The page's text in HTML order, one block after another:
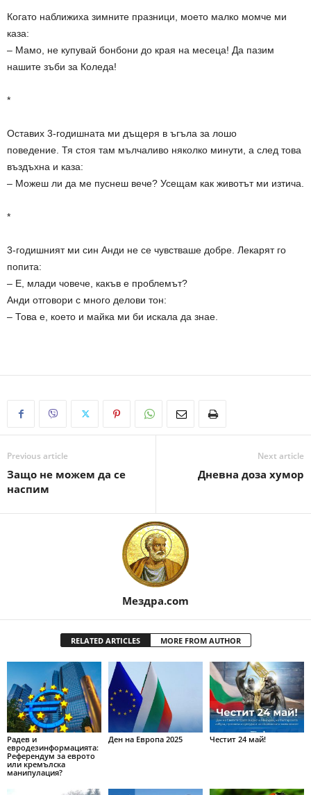
Когато наближиха зимните празници, моето малко момче ми
каза:
– Мамо, не купувай бонбони до края на месеца! Да пазим
нашите зъби за Коледа!
*
Оставих 3-годишната ми дъщеря в ъгъла за лошо
поведение. Тя стоя там мълчаливо няколко минути, а след това
въздъхна и каза:
– Можеш ли да ме пуснеш вече? Усещам как животът ми изтича.
*
3-годишният ми син Анди не се чувстваше добре. Лекарят го
попита:
– Е, млади човече, какъв е проблемът?
Анди отговори с много делови тон:
– Това е, което и майка ми би искала да знае.
Previous article
Защо не можем да се
наспим
Next article
Дневна доза хумор
Мездра.com
RELATED ARTICLES MORE FROM AUTHOR
Радев и
евродезинформацията:
Референдум за еврото
или кремълска
манипулация?
Ден на Европа 2025 Честит 24 май!